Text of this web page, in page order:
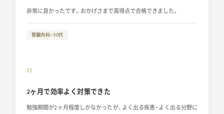
非常に良かったです。おかげさまで高得点で合格できました。
腎臓内科・30代
“
2ヶ月で効率よく対策できた
勉強期間が2ヶ月程度しかなかったが、よく出る疾患・よく出る分野に